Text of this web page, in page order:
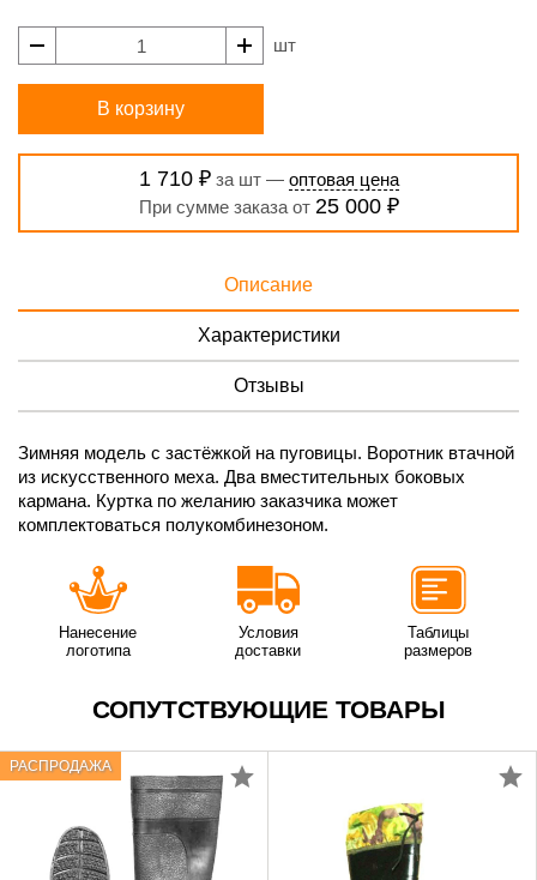
шт
В корзину
1 710 ₽за шт — оптовая цена
При сумме заказа от 25 000 ₽
Описание
Характеристики
Отзывы
Зимняя модель с застёжкой на пуговицы. Воротник втачной
из искусственного меха. Два вместительных боковых
кармана. Куртка по желанию заказчика может
комплектоваться полукомбинезоном.
Нанесение
логотипа
Условия
доставки
Таблицы
размеров
СОПУТСТВУЮЩИЕ ТОВАРЫ
РАСПРОДАЖА